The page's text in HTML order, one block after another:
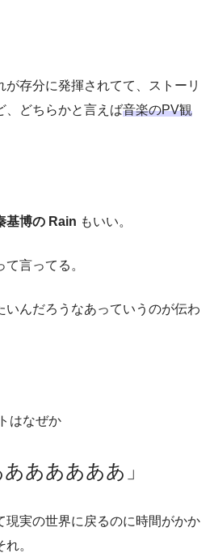
が存分に発揮されてて、ストーリ
、どちらかと言えば音楽のPV観
基博の Rain もいい。
て言ってる。
いんだろうなあっていうのが伝わ
はなぜか
あああああ」
現実の世界に戻るのに時間がかか
。